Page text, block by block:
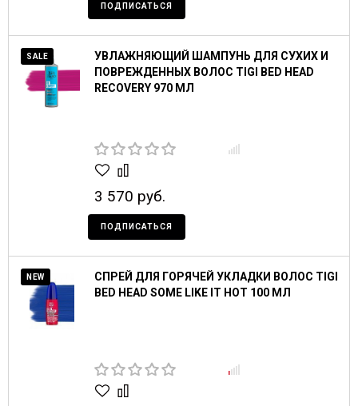
ПОДПИСАТЬСЯ
SALE
УВЛАЖНЯЮЩИЙ ШАМПУНЬ ДЛЯ СУХИХ И
ПОВРЕЖДЕННЫХ ВОЛОС TIGI BED HEAD
RECOVERY 970 МЛ
3 570 руб.
ПОДПИСАТЬСЯ
NEW
СПРЕЙ ДЛЯ ГОРЯЧЕЙ УКЛАДКИ ВОЛОС TIGI
BED HEAD SOME LIKE IT HOT 100 МЛ